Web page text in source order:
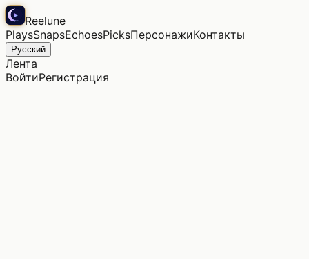
Reelune
PlaysSnapsEchoesPicksПерсонажиКонтакты
Русский
Лента
ВойтиРегистрация